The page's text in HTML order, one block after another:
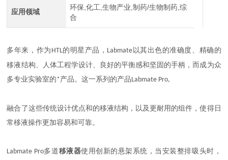
应用领域
环保,化工,生物产业,制药/生物制药,综
合
多年来，作为 HTL的明星产品， Labmate 以其出色的准确度、精确的
移液结构、人体工程学设计、良好的平衡感和坚固的手柄，而成为众
多专业实验室的*产品。这一系列的产品Labmate Pro,
融合了这些传统设计优点和的移液结构，以及更耐用的组件，使得日
常移液操作更加容易和可靠。
Labmate Pro多道移液器使用创新的悬架系统，当安装整排吸头时，